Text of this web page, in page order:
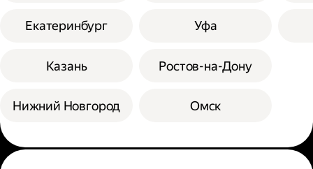
Екатеринбург
Казань
Нижний Новгород
Уфа
Ростов-на-Дону
Омск